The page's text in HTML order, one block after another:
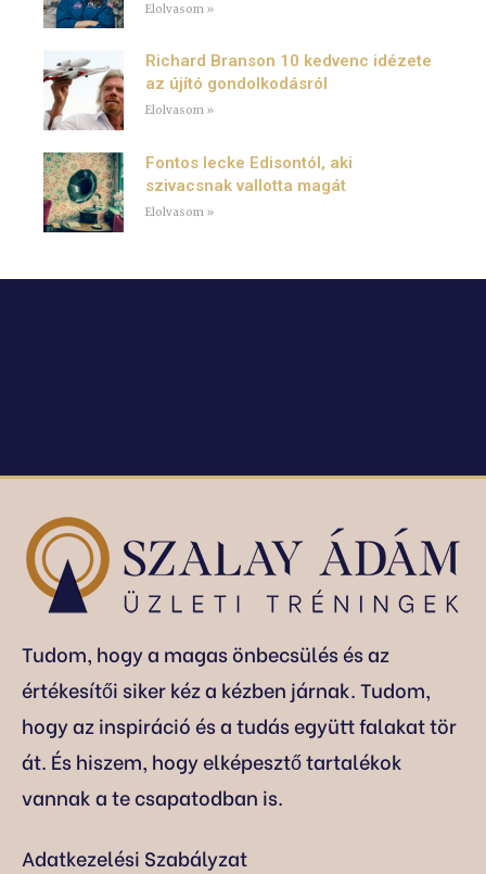
Elolvasom »
Richard Branson 10 kedvenc idézete
az újító gondolkodásról
Elolvasom »
Fontos lecke Edisontól, aki
szivacsnak vallotta magát
Elolvasom »
Tudom, hogy a magas önbecsülés és az
értékesítői siker kéz a kézben járnak. Tudom,
hogy az inspiráció és a tudás együtt falakat tör
át. És hiszem, hogy elképesztő tartalékok
vannak a te csapatodban is.
Adatkezelési Szabályzat